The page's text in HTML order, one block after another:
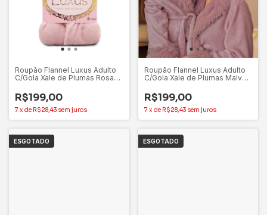
Roupão Flannel Luxus Adulto
C/Gola Xale de Plumas Rosa
R$199,00
7 x de R$28,43 sem juros
Roupão Flannel Luxus Adulto
C/Gola Xale de Plumas Malve
R$199,00
7 x de R$28,43 sem juros
ESGOTADO ESGOTADO